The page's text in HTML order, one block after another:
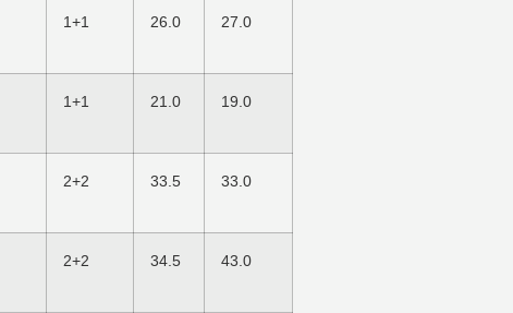
1+1 26.0 27.0
1+1 21.0 19.0
2+2 33.5 33.0
2+2 34.5 43.0